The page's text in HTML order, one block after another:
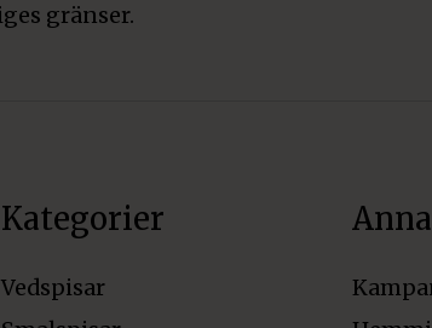
gränser.
Kategorier
Vedspisar